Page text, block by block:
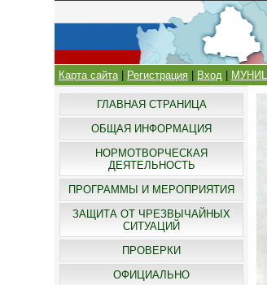
Карта сайта| Регистрация Вход
ГЛАВНАЯ СТРАНИЦА
ОБЩАЯ ИНФОРМАЦИЯ
НОРМОТВОРЧЕСКАЯ
ДЕЯТЕЛЬНОСТЬ
ПРОГРАММЫ И МЕРОПРИЯТИЯ
ЗАЩИТА ОТ ЧРЕЗВЫЧАЙНЫХ
СИТУАЦИЙ
ПРОВЕРКИ
ОФИЦИАЛЬНО